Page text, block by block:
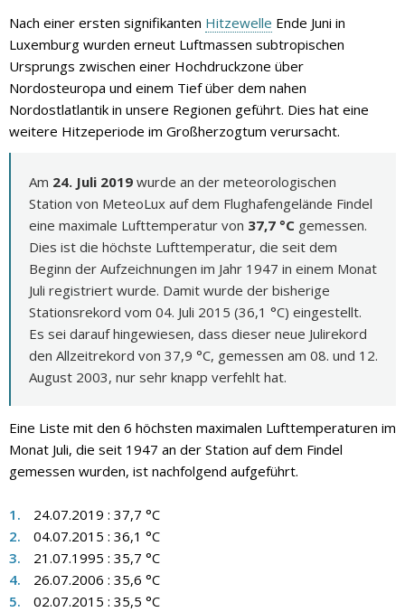
Nach einer ersten signifikanten Hitzewelle Ende Juni in
Luxemburg wurden erneut Luftmassen subtropischen
Ursprungs zwischen einer Hochdruckzone über
Nordosteuropa und einem Tief über dem nahen
Nordostlatlantik in unsere Regionen geführt. Dies hat eine
weitere Hitzeperiode im Großherzogtum verursacht.
Am 24. Juli 2019 wurde an der meteorologischen
Station von MeteoLux auf dem Flughafengelände Findel
eine maximale Lufttemperatur von 37,7 °C gemessen.
Dies ist die höchste Lufttemperatur, die seit dem
Beginn der Aufzeichnungen im Jahr 1947 in einem Monat
Juli registriert wurde. Damit wurde der bisherige
Stationsrekord vom 04. Juli 2015 (36,1 °C) eingestellt.
Es sei darauf hingewiesen, dass dieser neue Julirekord
den Allzeitrekord von 37,9 °C, gemessen am 08. und 12.
August 2003, nur sehr knapp verfehlt hat.
Eine Liste mit den 6 höchsten maximalen Lufttemperaturen im
Monat Juli, die seit 1947 an der Station auf dem Findel
gemessen wurden, ist nachfolgend aufgeführt.
24.07.2019 : 37,7 °C
04.07.2015 : 36,1 °C
21.07.1995 : 35,7 °C
26.07.2006 : 35,6 °C
02.07.2015 : 35,5 °C